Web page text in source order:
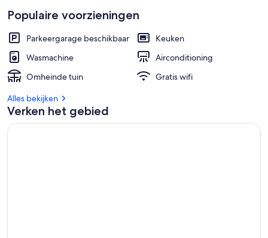
Populaire voorzieningen
Parkeergarage beschikbaar
Keuken
Wasmachine
Airconditioning
Omheinde tuin
Gratis wifi
Alles bekijken
Verken het gebied